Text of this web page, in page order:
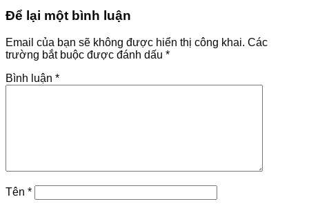
Để lại một bình luận
Email của bạn sẽ không được hiển thị công khai. Các
trường bắt buộc được đánh dấu *
Bình luận *
Tên *